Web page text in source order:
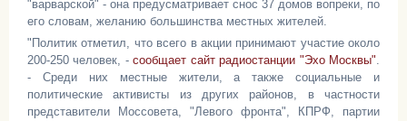
"варварской" - она предусматривает снос 37 домов вопреки, по
его словам, желанию большинства местных жителей.
"Политик отметил, что всего в акции принимают участие около
200-250 человек, -сообщает сайт радиостанции "Эхо Москвы".
- Среди них местные жители, а также социальные и
политические активисты из других районов, в частности
представители Моссовета, "Левого фронта", КПРФ, партии